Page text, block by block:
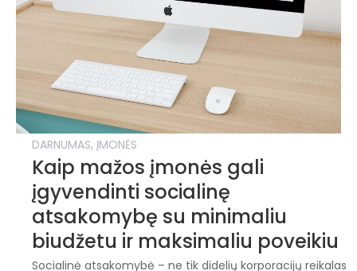
DARNUMAS,ĮMONĖS
Kaip mažos įmonės gali
įgyvendinti socialinę
atsakomybę su minimaliu
biudžetu ir maksimaliu poveikiu
Socialinė atsakomybė – ne tik didelių korporacijų reikalas